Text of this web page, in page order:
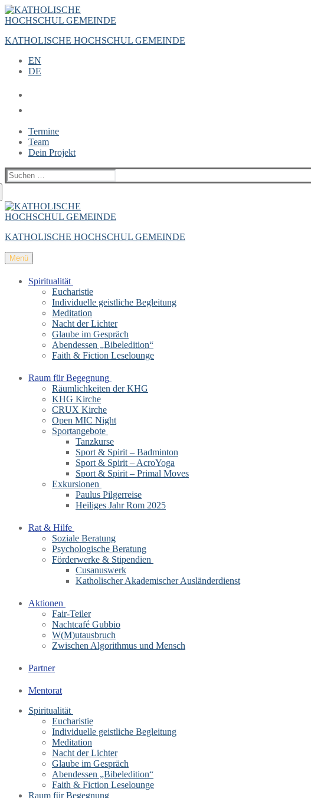
Zum
Inhalt
Menü
Schließen
KATHOLISCHE HOCHSCHUL GEMEINDE
EN
DE
Termine
Team
Dein Projekt
Suchen
nach:
KATHOLISCHE HOCHSCHUL GEMEINDE
Menü
Spiritualität
Eucharistie
Individuelle geistliche Begleitung
Meditation
Nacht der Lichter
Glaube im Gespräch
Abendessen „Bibeledition“
Faith & Fiction Leselounge
Raum für Begegnung
Räumlichkeiten der KHG
KHG Kirche
CRUX Kirche
Open MIC Night
Sportangebote
Tanzkurse
Sport & Spirit – Badminton
Sport & Spirit – AcroYoga
Sport & Spirit – Primal Moves
Exkursionen
Paulus Pilgerreise
Heiliges Jahr Rom 2025
Rat & Hilfe
Soziale Beratung
Psychologische Beratung
Förderwerke & Stipendien
Cusanuswerk
Katholischer Akademischer Ausländerdienst
Aktionen
Fair-Teiler
Nachtcafé Gubbio
W(M)utausbruch
Zwischen Algorithmus und Mensch
Partner
Mentorat
Spiritualität
Eucharistie
Individuelle geistliche Begleitung
Meditation
Nacht der Lichter
Glaube im Gespräch
Abendessen „Bibeledition“
Faith & Fiction Leselounge
Raum für Begegnung